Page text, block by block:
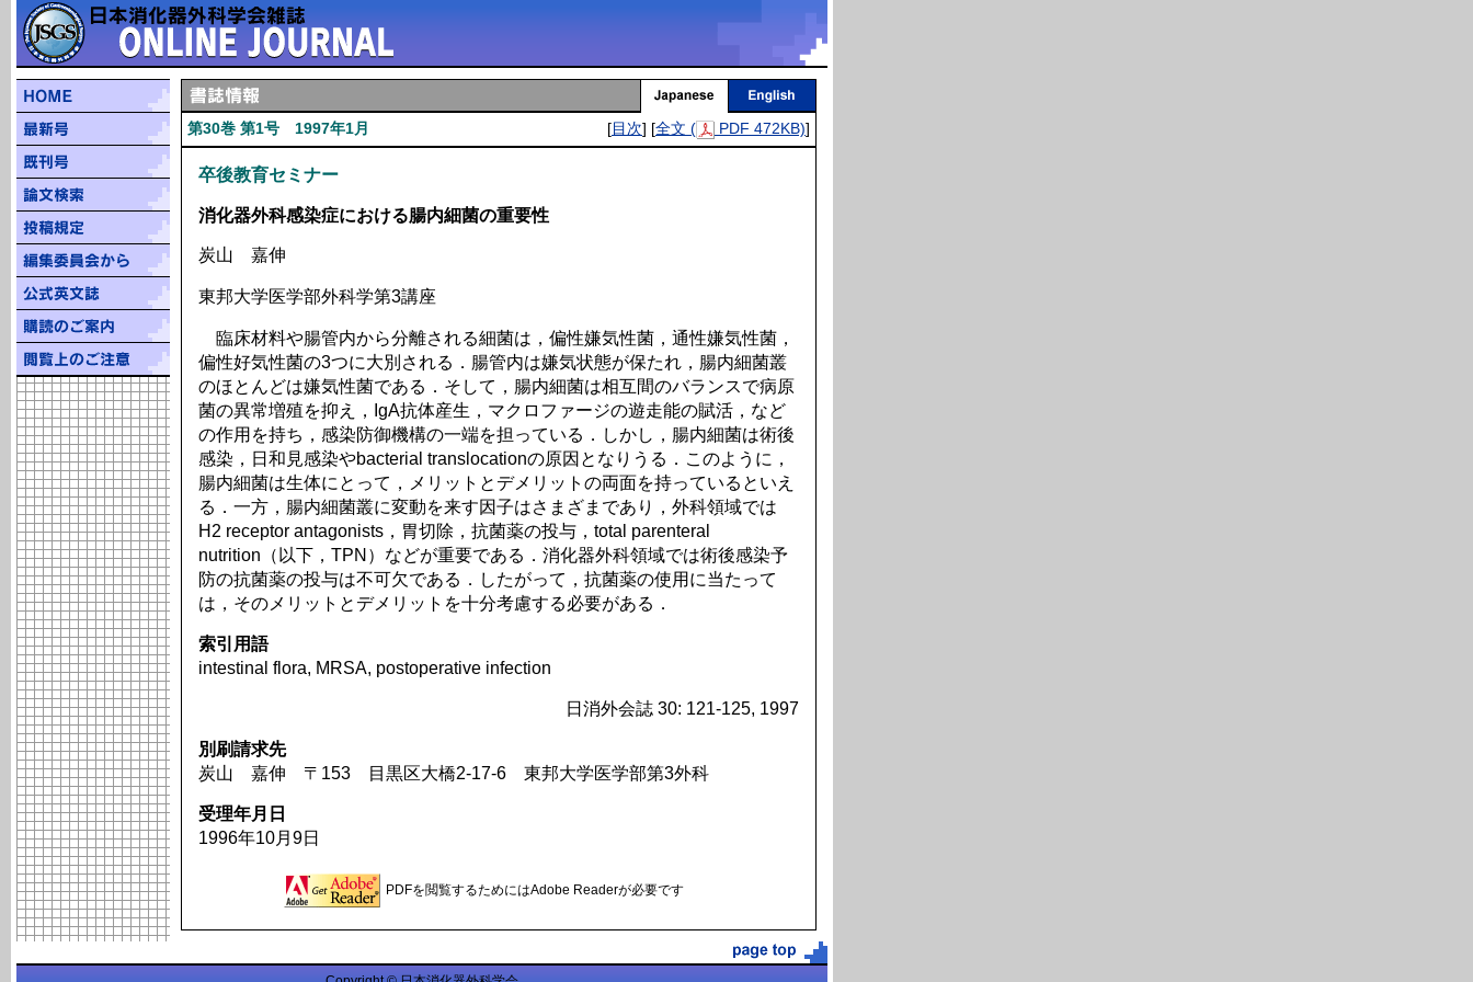
第30巻 第1号 1997年1月 [目次] [全文 ( PDF 472KB)]
卒後教育セミナー
消化器外科感染症における腸内細菌の重要性
炭山 嘉伸
東邦大学医学部外科学第3講座
臨床材料や腸管内から分離される細菌は，偏性嫌気性菌，通性嫌気性菌，
偏性好気性菌の3つに大別される．腸管内は嫌気状態が保たれ，腸内細菌叢
のほとんどは嫌気性菌である．そして，腸内細菌は相互間のバランスで病原
菌の異常増殖を抑え，IgA抗体産生，マクロファージの遊走能の賦活，など
の作用を持ち，感染防御機構の一端を担っている．しかし，腸内細菌は術後
感染，日和見感染やbacterial translocationの原因となりうる．このように，
腸内細菌は生体にとって，メリットとデメリットの両面を持っているといえ
る．一方，腸内細菌叢に変動を来す因子はさまざまであり，外科領域では
H2 receptor antagonists，胃切除，抗菌薬の投与，total parenteral
nutrition（以下，TPN）などが重要である．消化器外科領域では術後感染予
防の抗菌薬の投与は不可欠である．したがって，抗菌薬の使用に当たって
は，そのメリットとデメリットを十分考慮する必要がある．
索引用語
intestinal flora, MRSA, postoperative infection
日消外会誌 30: 121-125, 1997
別刷請求先
炭山 嘉伸 〒153 目黒区大橋2-17-6 東邦大学医学部第3外科
受理年月日
1996年10月9日
PDFを閲覧するためにはAdobe Readerが必要です